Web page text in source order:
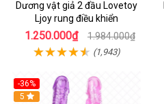
Dương vật giả 2 đầu Lovetoy
Ljoy rung điều khiển
1.250.000₫ 1.984.000₫
(1,943)
-36%
Hot
5